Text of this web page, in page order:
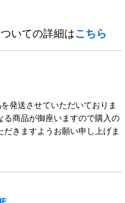
いての詳細はこちら
発送させていただいておりま
商品が御座いますので購入の
きますようお願い申し上げま